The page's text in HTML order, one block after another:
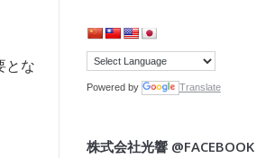
とな
Powered by Translate
株式会社光響 @FACEBOOK